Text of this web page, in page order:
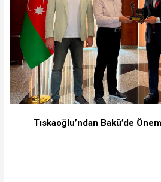
Tıskaoğlu’ndan Bakü’de